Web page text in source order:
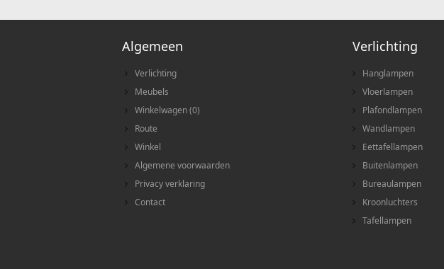
Algemeen
Verlichting
Meubels
Winkelwagen(0)
Route
Winkel
Algemene voorwaarden
Privacy verklaring
Contact
Verlichting
Hanglampen
Vloerlampen
Plafondlampen
Wandlampen
Eettafellampen
Buitenlampen
Bureaulampen
Kroonluchters
Tafellampen